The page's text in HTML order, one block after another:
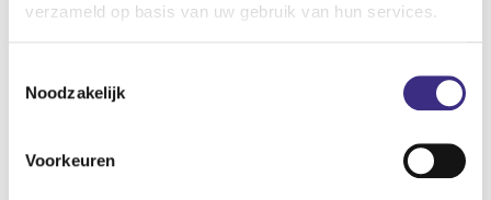
verzameld op basis van uw gebruik van hun services.
Noodzakelijk
Voorkeuren
aanmerking kunt komen. Bekijk dezij-instroomvacatures